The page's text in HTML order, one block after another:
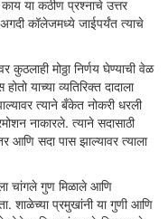
या कठीण प्रश्नाचे उत्तर
कॉलेजमध्ये जाईपर्यंत त्याचे
कुठलाही मोठ्ठा निर्णय घेण्याची वेळ
याच्या व्यतिरिक्त दादाला
त्याने बँकेत नोकरी धरली
नाकारले. त्याने सदासाठी
आणि सदा पास झाल्यावर त्याला
चांगले गुण मिळाले आणि
शाळेच्या प्रमुखांनी या गुणी आणि